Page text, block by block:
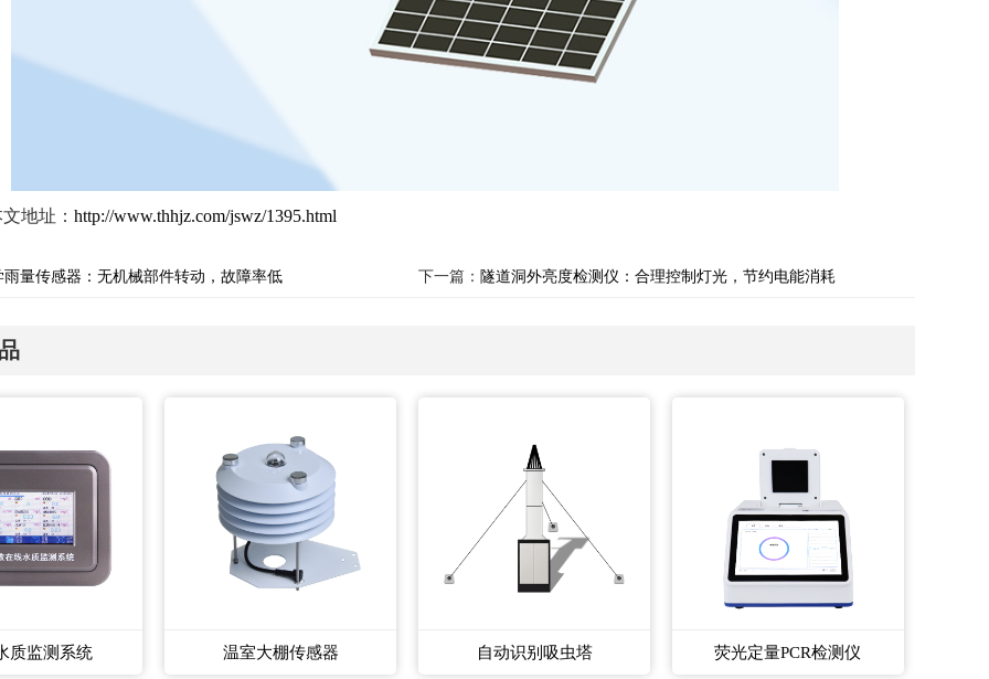
文地址：http://www.thhjz.com/jswz/1395.html
雨量传感器：无机械部件转动，故障率低 下一篇： 隧道洞外亮度检测仪：合理控制灯光，节约电能消耗
质监测系统 温室大棚传感器 自动识别吸虫塔 荧光定量PCR检测仪